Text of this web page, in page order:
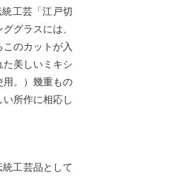
工芸「江戸切
グラスには、
のカットが入
美しいミキシ
用。）幾重もの
所作に相応し
工芸品として